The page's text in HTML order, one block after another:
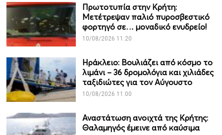
Πρωτοτυπία στην Κρήτη:
Μετέτρεψαν παλιό πυροσβεστικό
φορτηγό σε… μοναδικό ενυδρείο!
10/08/2026 11:20
Ηράκλειο: Βουλιάζει από κόσμο το
λιμάνι – 36 δρομολόγια και χιλιάδες
ταξιδιώτες για τον Αύγουστο
10/08/2026 11:00
Αναστάτωση ανοιχτά της Κρήτης:
Θαλαμηγός έμεινε από καύσιμα